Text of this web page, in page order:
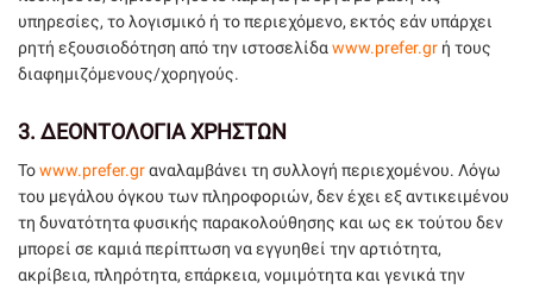
υπηρεσίες, το λογισμικό ή το περιεχόμενο, εκτός εάν υπάρχει
ρητή εξουσιοδότηση από την ιστοσελίδα www.prefer.gr ή τους
διαφημιζόμενους/χορηγούς.
3. ΔΕΟΝΤΟΛΟΓΙΑ ΧΡΗΣΤΩΝ
Τοwww.prefer.grαναλαμβάνει τη συλλογή περιεχομένου. Λόγω
του μεγάλου όγκου των πληροφοριών, δεν έχει εξ αντικειμένου
τη δυνατότητα φυσικής παρακολούθησης και ως εκ τούτου δεν
μπορεί σε καμιά περίπτωση να εγγυηθεί την αρτιότητα,
ακρίβεια, πληρότητα, επάρκεια, νομιμότητα και γενικά την